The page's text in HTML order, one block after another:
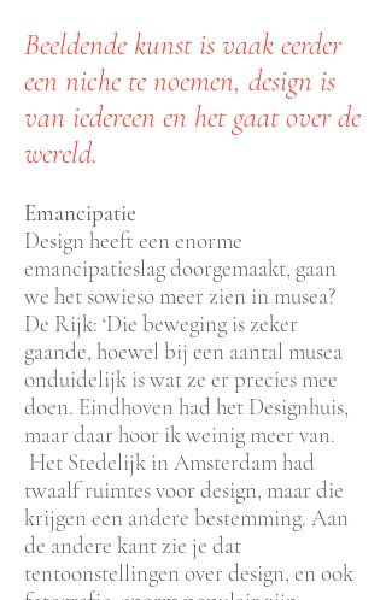
Beeldende kunst is vaak eerder
een niche te noemen, design is
van iedereen en het gaat over de
wereld.
Emancipatie
Design heeft een enorme
emancipatieslag doorgemaakt, gaan
we het sowieso meer zien in musea?
De Rijk: ‘Die beweging is zeker
gaande, hoewel bij een aantal musea
onduidelijk is wat ze er precies mee
doen. Eindhoven had het Designhuis,
maar daar hoor ik weinig meer van.
Het Stedelijk in Amsterdam had
twaalf ruimtes voor design, maar die
krijgen een andere bestemming. Aan
de andere kant zie je dat
tentoonstellingen over design, en ook